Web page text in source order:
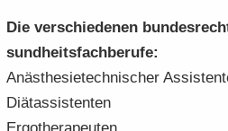
Die ver­schie­de­nen
sund­heits­fach­be­ru­fe:
An­äs­the­sie­tech­ni­scher
Di­ät­as­sis­ten­ten